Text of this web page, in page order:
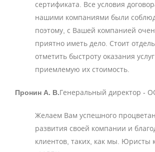
сертификата. Все условия
нашими компаниями были
поэтому, с Вашей компанией
приятно иметь дело. Стоит
отметить быстроту оказания
приемлемую их стоимость.
Пронин А. В.Генеральный директор -
Желаем Вам успешного
развития своей компании и
клиентов, таких, как мы. Юристы